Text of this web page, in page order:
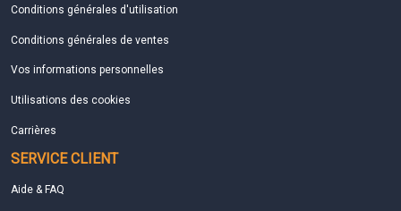
Conditions générales d'utilisation
Conditions générales de ventes
Vos informations personnelles
Utilisations des cookies
Carrières
SERVICE CLIENT
Aide & FAQ